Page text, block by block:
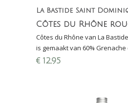
La Bastide Saint
Côtes du Rhône
Côtes du Rhône van La
is gemaakt van 60% Grenache
2016 beste rode huiswijn van
€ 12,95